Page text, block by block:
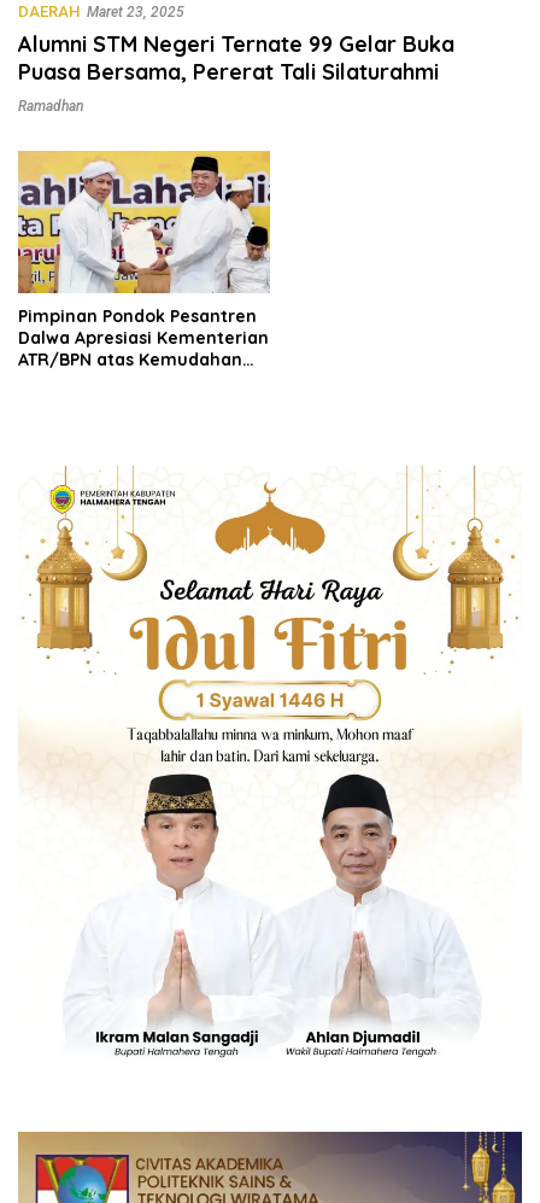
DAERAH Maret 23, 2025
Alumni STM Negeri Ternate 99 Gelar Buka
Puasa Bersama, Pererat Tali Silaturahmi
Ramadhan
Pimpinan Pondok Pesantren
Dalwa Apresiasi Kementerian
ATR/BPN atas Kemudahan